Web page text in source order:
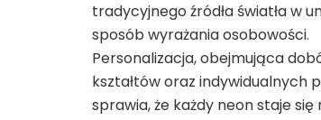
tradycyjnego źródła światła w
sposób wyrażania osobowości.
Personalizacja, obejmująca
kształtów oraz indywidualnych
sprawia, że każdy neon staje się